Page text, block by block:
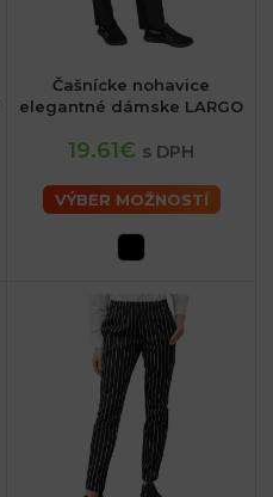
Čašnícke nohavice
elegantné dámske LARGO
19.61€ s DPH
VÝBER MOŽNOSTÍ